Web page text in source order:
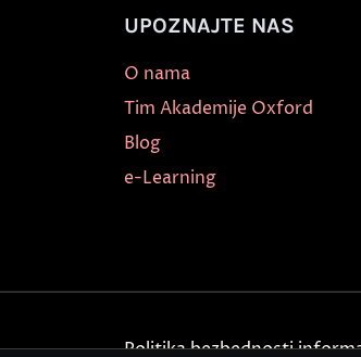
UPOZNAJTE NAS
O nama
Tim Akademije Oxford
Blog
e-Learning
Politika bezbednosti